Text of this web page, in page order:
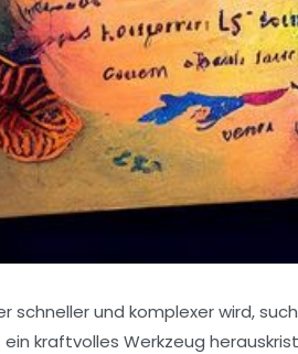
schneller und komplexer wird,
kraftvolles Werkzeug